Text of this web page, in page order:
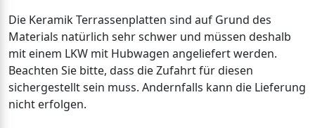
Die Keramik Terrassenplatten sind auf Grund des
Materials natürlich sehr schwer und müssen deshalb
mit einem LKW mit Hubwagen angeliefert werden.
Beachten Sie bitte, dass die Zufahrt für diesen
sichergestellt sein muss. Andernfalls kann die Lieferung
nicht erfolgen.